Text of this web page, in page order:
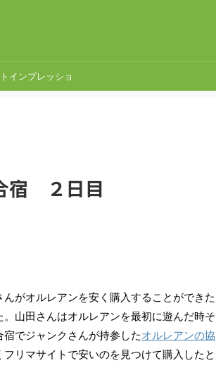
インプレッショ
宿 ２日目
がオルレアンを安く購入することができた
山田さんはオルレアンを最初に遊んだ時そ
でジャンクさんが持参したオルレアンの協
リマサイトで安いのを見つけて購入したと